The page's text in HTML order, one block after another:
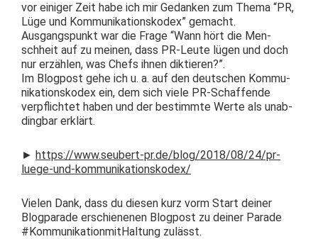
vor einiger Zeit habe ich mir Gedanken zum The­ma “PR,
Lüge und Kom­mu­nika­tion­skodex” gemacht.
Aus­gangspunkt war die Frage “Wann hört die Men­
schheit auf zu meinen, dass PR-Leute lügen und doch
nur erzählen, was Chefs ihnen diktieren?”.
Im Blog­post gehe ich u. a. auf den deutschen Kom­mu­
nika­tion­skodex ein, dem sich viele PR-Schaf­fende
verpflichtet haben und der bes­timmte Werte als unab­
d­ing­bar erklärt.
► https://www.seubert-pr.de/blog/2018/08/24/pr-
luege-und-kommunikationskodex/
Vie­len Dank, dass du diesen kurz vorm Start dein­er
Blog­pa­rade erschiene­nen Blog­post zu dein­er Parade
#Kom­mu­nika­tion­mitHal­tung zulässt.